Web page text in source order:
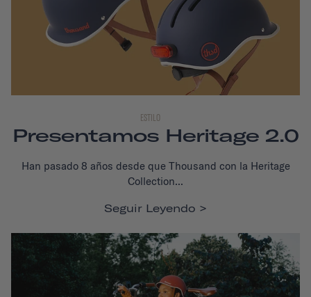
ESTILO
Presentamos Heritage 2.0
Han pasado 8 años desde que Thousand con la Heritage
Collection...
Seguir Leyendo